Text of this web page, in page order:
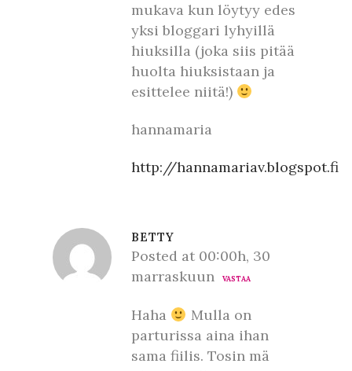
mukava kun löytyy edes
yksi bloggari lyhyillä
hiuksilla (joka siis pitää
huolta hiuksistaan ja
esittelee niitä!)
hannamaria
http://hannamariav.blogspot.fi
BETTY
Posted at 00:00h, 30
marraskuun
VASTAA
Haha
Mulla on
parturissa aina ihan
sama fiilis. Tosin mä